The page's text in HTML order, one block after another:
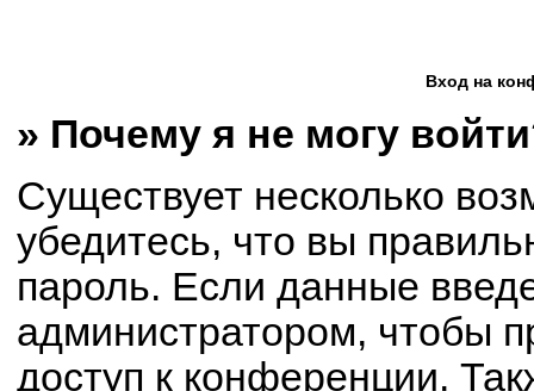
Вход на
» Почему я не могу
Существует несколько
убедитесь, что вы
пароль. Если данные
администратором, чтобы
доступ к конференции.